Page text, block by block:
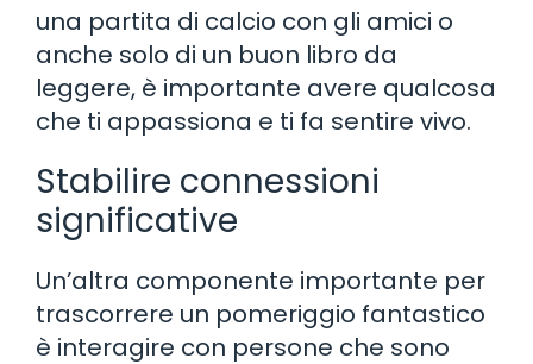
una partita di calcio con gli amici o
anche solo di un buon libro da
leggere, è importante avere qualcosa
che ti appassiona e ti fa sentire vivo.
Stabilire connessioni
significative
Un’altra componente importante per
trascorrere un pomeriggio fantastico
è interagire con persone che sono